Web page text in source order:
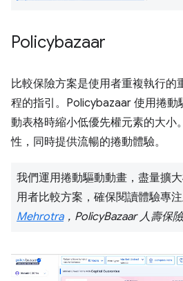
Policybazaar
比較保險方案是使用者重複執行的
程的指引。Policybazaar 使用捲動
動表格時縮小低優先權元素的大小
性，同時提供流暢的捲動體驗。
我們運用捲動驅動動畫，盡量擴
用者比較方案，確保閱讀體驗專
Mehrotra，PolicyBazaar 人壽保